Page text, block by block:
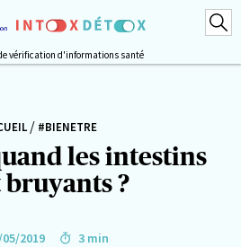
vérification d'informations santé
/ #BIENETRE
les intestins
bruyants ?
05/2019 3 min